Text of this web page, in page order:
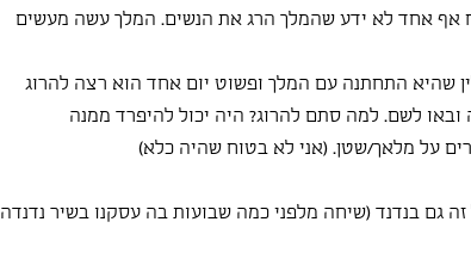
אף אחד לא ידע שהמלך הרג את הנשים. המלך עשה מעשים
שהיא התחתנה עם המלך ופשוט יום אחד הוא רצה להרוג
לשם. למה סתם להרוג? היה יכול להיפרד ממנה
על מלאך/שטן. (אני לא בטוח שהיה כלא)
גם בנדנד (שיחה מלפני כמה שבועות בה עסקנו בשיר נדנדה